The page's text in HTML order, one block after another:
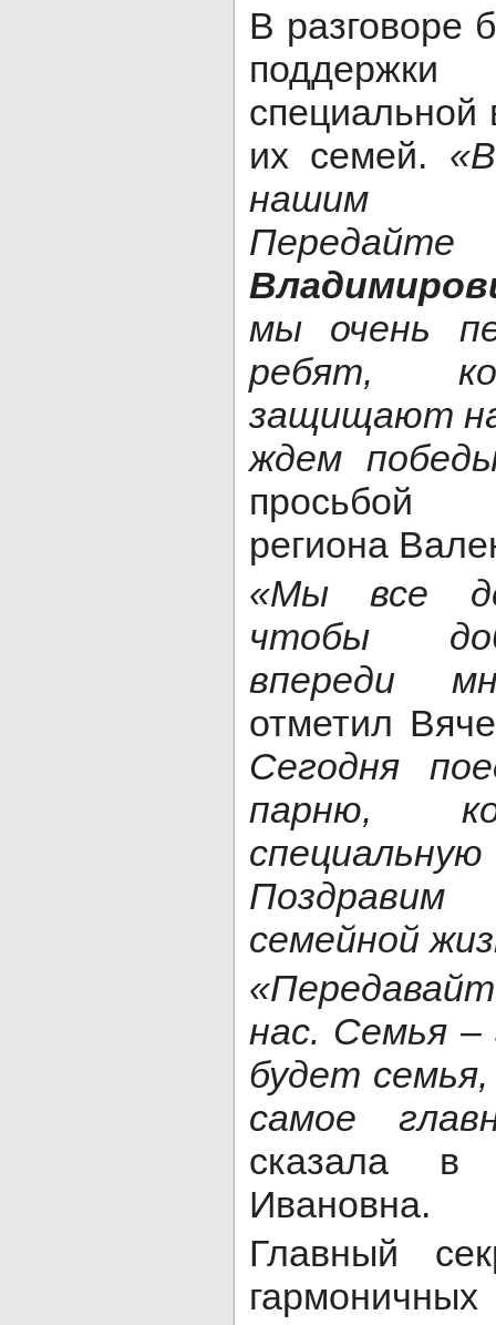
В разговоре
специальной
их семей.
нашим
мы очень
ребят,
защищают
ждем
просьбой
региона
«Мы все
чтобы
впереди
отметил
Сегодня
парню,
семейной
нас. Семья –
будет
самое
сказала в
Ивановна.
Главный